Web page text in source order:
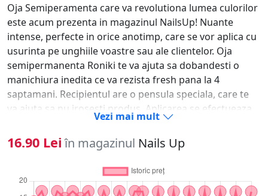
Oja Semiperamenta care va revolutiona lumea culorilor
este acum prezenta in magazinul NailsUp! Nuante
intense, perfecte in orice anotimp, care se vor aplica cu
usurinta pe unghiile voastre sau ale clientelor. Oja
semipermanenta Roniki te va ajuta sa dobandesti o
manichiura inedita ce va rezista fresh pana la 4
saptamani. Recipientul are o pensula speciala, care te
va ajuta sa nu irosesti produs. Aplicarea se efectueaza
rapid, iar rezultatul final este unul reusit!Iata si pasii
care trebuie urmati pentru realizarea manichiurii cu oja
semipermanenta: 1. Se imping cuticulele sau se taie
dupa caz;2. Se matuiesc unghiile cu un buffer pentru a
elimina grasimea unghiei si luciul natural al acesteia;3.
Vezi mai mult
16.90 Lei în magazinul Nails Up